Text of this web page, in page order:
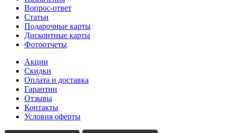
Вопрос-ответ
Статьи
Подарочные карты
Дисконтные карты
Фотоотчеты
Акции
Скидки
Оплата и доставка
Гарантии
Отзывы
Контакты
Условия оферты